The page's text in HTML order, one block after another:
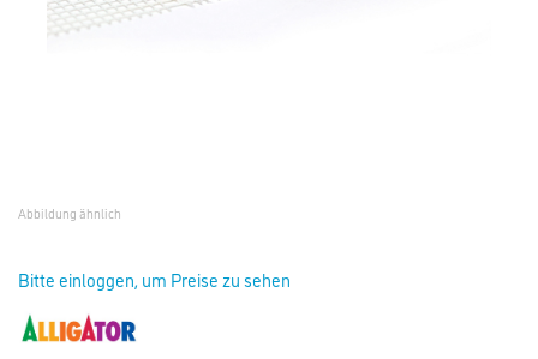
Abbildung ähnlich
Bitte einloggen, um Preise zu sehen